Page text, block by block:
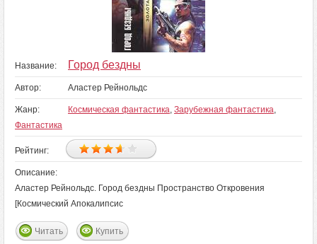
Название: Город бездны
Автор: Аластер Рейнольдс
Жанр: Космическая фантастика, Зарубежная фантастика,
Фантастика
Рейтинг:
Описание:
Аластер Рейнольдс. Город бездны Пространство Откровения
[Космический Апокалипсис
Читать Купить